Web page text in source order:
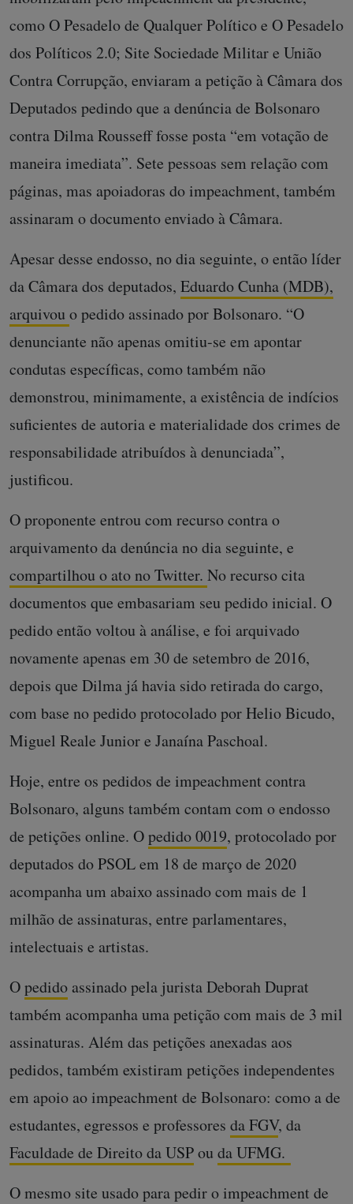
como O Pesadelo de Qualquer Político e O Pesadelo
dos Políticos 2.0; Site Sociedade Militar e União
Contra Corrupção, enviaram a petição à Câmara dos
Deputados pedindo que a denúncia de Bolsonaro
contra Dilma Rousseff fosse posta “em votação de
maneira imediata”. Sete pessoas sem relação com
páginas, mas apoiadoras do impeachment, também
assinaram o documento enviado à Câmara.
Apesar desse endosso, no dia seguinte, o então líder
da Câmara dos deputados, Eduardo Cunha (MDB),
arquivou o pedido assinado por Bolsonaro. “O
denunciante não apenas omitiu-se em apontar
condutas específicas, como também não
demonstrou, minimamente, a existência de indícios
suficientes de autoria e materialidade dos crimes de
responsabilidade atribuídos à denunciada”,
justificou.
O proponente entrou com recurso contra o
arquivamento da denúncia no dia seguinte, e
compartilhou o ato no Twitter. No recurso cita
documentos que embasariam seu pedido inicial. O
pedido então voltou à análise, e foi arquivado
novamente apenas em 30 de setembro de 2016,
depois que Dilma já havia sido retirada do cargo,
com base no pedido protocolado por Helio Bicudo,
Miguel Reale Junior e Janaína Paschoal.
Hoje, entre os pedidos de impeachment contra
Bolsonaro, alguns também contam com o endosso
de petições online. Opedido 0019, protocolado por
deputados do PSOL em 18 de março de 2020
acompanha um abaixo assinado com mais de 1
milhão de assinaturas, entre parlamentares,
intelectuais e artistas.
Opedido assinado pela jurista Deborah Duprat
também acompanha uma petição com mais de 3 mil
assinaturas. Além das petições anexadas aos
pedidos, também existiram petições independentes
em apoio ao impeachment de Bolsonaro: como a de
estudantes, egressos e professores da FGV, da
Faculdade de Direito da USPou da UFMG.
O mesmo site usado para pedir o impeachment de